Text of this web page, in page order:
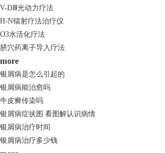
V-DⅢ光动力疗法
H-N镭射疗法治疗仪
O3水活化疗法
脐穴药离子导入疗法
more
银屑病是怎么引起的
银屑病能治愈吗
牛皮癣传染吗
银屑病症状图 看图解认识病情
银屑病治疗时间
银屑病治疗多少钱